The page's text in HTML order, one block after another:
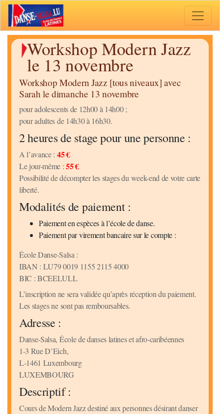
Workshop Modern Jazz
le 13 novembre
Workshop Modern Jazz [tous niveaux] avec
Sarah le dimanche 13 novembre
pour adolescents de 12h00 à 14h00 ;
pour adultes de 14h30 à 16h30.
2 heures de stage pour une personne :
A l’avance : 45 €
Le jour-même :55 €
Possibilité de décompter les stages du week-end de votre carte
liberté.
Modalités de paiement :
Paiement en espèces à l’école de danse.
Paiement par virement bancaire sur le compte :
École Danse-Salsa :
IBAN : LU79 0019 1155 2115 4000
BIC : BCEELULL
L’inscription ne sera validée qu’après réception du paiement.
Les stages ne sont pas remboursables.
Adresse :
Danse-Salsa, École de danses latines et afro-caribéennes
1-3 Rue D’Eich,
L-1461 Luxembourg
LUXEMBOURG
Descriptif :
Cours de Modern Jazz destiné aux personnes désirant danser